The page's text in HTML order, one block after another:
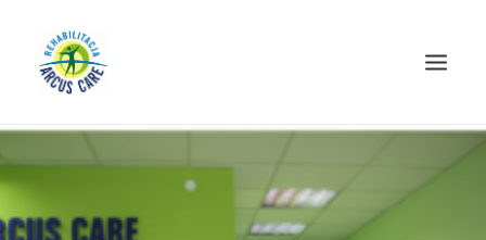
STRONA GŁÓWNA